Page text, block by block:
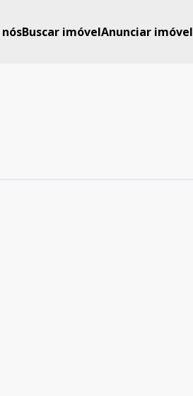
Buscar imóvelAnunciar imóvel